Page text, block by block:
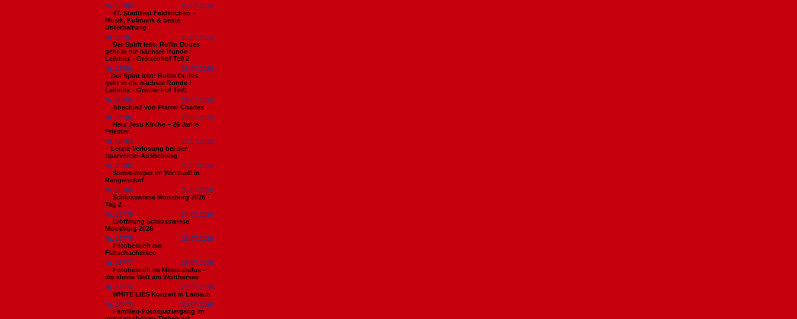
Nr. 18788
26.07.2026
47. Stadtfest Feldkirchen –
Musik, Kulinarik & beste
Unterhaltung
Nr. 18787
26.07.2026
Der Spirit lebt: Rollin Dudes
geht in die nächste Runde /
Leibnitz - Grottenhof Teil 2
Nr. 18786
26.07.2026
​Der Spirit lebt: Rollin Dudes
geht in die nächste Runde /
Leibnitz - Grottenhof Teil1
Nr. 18785
26.07.2026
Abschied von Pfarrer Charles
Nr. 18784
26.07.2026
Herz Jesu Kirche – 25 Jahre
Priester
Nr. 18783
25.07.2026
​Letzte Verlosung bei der
Sparverein-Aushebung
Nr. 18782
25.07.2026
Sommeroper im Wirtstadl in
Rangersdorf
Nr. 18780
25.07.2026
Schlosswiese Moosburg 2026 -
Tag 2
Nr. 18779
24.07.2026
Eröffnung Schlosswiese
Moosburg 2026
Nr. 18778
23.07.2026
Fotobesuch am
Flatschachersee
Nr. 18777
23.07.2026
Fotobesuch im Minimundus -
die kleine Welt am Wörthersee
Nr. 18776
22.07.2026
WHITE LIES Konzert in Laibach
Nr. 18775
20.07.2026
Familien-Fotospaziergang im